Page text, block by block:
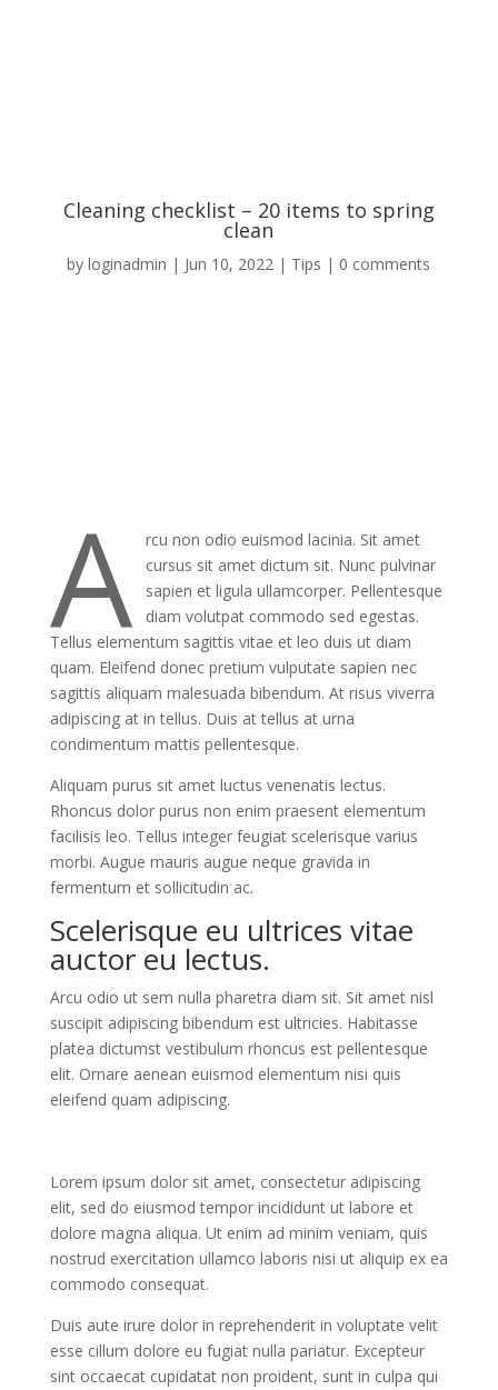
Cleaning checklist – 20 items to spring
clean
byloginadmin | Jun 10, 2022 | Tips | 0 comments
A
rcu non odio euismod lacinia. Sit amet
cursus sit amet dictum sit. Nunc pulvinar
sapien et ligula ullamcorper. Pellentesque
diam volutpat commodo sed egestas.
Tellus elementum sagittis vitae et leo duis ut diam
quam. Eleifend donec pretium vulputate sapien nec
sagittis aliquam malesuada bibendum. At risus viverra
adipiscing at in tellus. Duis at tellus at urna
condimentum mattis pellentesque.
Aliquam purus sit amet luctus venenatis lectus.
Rhoncus dolor purus non enim praesent elementum
facilisis leo. Tellus integer feugiat scelerisque varius
morbi. Augue mauris augue neque gravida in
fermentum et sollicitudin ac.
Scelerisque eu ultrices vitae
auctor eu lectus.
Arcu odio ut sem nulla pharetra diam sit. Sit amet nisl
suscipit adipiscing bibendum est ultricies. Habitasse
platea dictumst vestibulum rhoncus est pellentesque
elit. Ornare aenean euismod elementum nisi quis
eleifend quam adipiscing.
Lorem ipsum dolor sit amet, consectetur adipiscing
elit, sed do eiusmod tempor incididunt ut labore et
dolore magna aliqua. Ut enim ad minim veniam, quis
nostrud exercitation ullamco laboris nisi ut aliquip ex ea
commodo consequat.
Duis aute irure dolor in reprehenderit in voluptate velit
esse cillum dolore eu fugiat nulla pariatur. Excepteur
sint occaecat cupidatat non proident, sunt in culpa qui